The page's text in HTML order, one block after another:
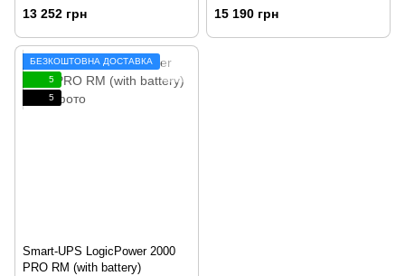
13 252 грн 15 190 грн
БЕЗКОШТОВНА ДОСТАВКА
5
5
Smart-UPS LogicPower 2000
PRO RM (with battery)